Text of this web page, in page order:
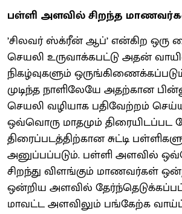
பள்ளி அளவில் சிறந்த
’சிலவர் ஸ்க்ரீன் ஆப்’ என்கிற ஒரு
செயலி உருவாக்கபட்டு அதன்
நிகழ்வுகளும்
முடிந்த நாளிலேயே அதற்கான
செயலி வழியாக பதிவேற்றம்
ஒவ்வொரு மாதமும் திரையிடப்பட
திரைப்படத்திற்கான சுட்டி
அனுப்பப்படும். பள்ளி அளவில்
சிறந்து விளங்கும் மாணவர்கள்
ஒன்றிய அளவில்
மாவட்ட அளவிலும் பங்கேற்க